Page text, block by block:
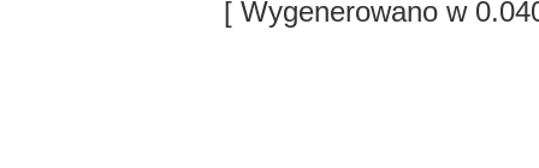
[ Wygenerowano w